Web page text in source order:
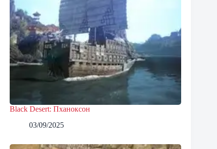
Black Desert: Пханоксон
03/09/2025